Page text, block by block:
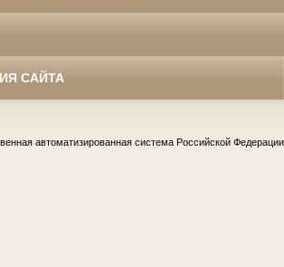
САЙТА
автоматизированная система Российской